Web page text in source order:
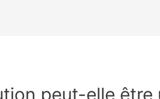
peut-elle être